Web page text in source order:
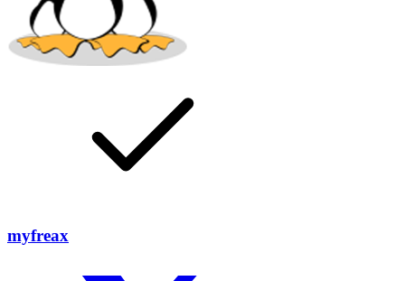
myfreax